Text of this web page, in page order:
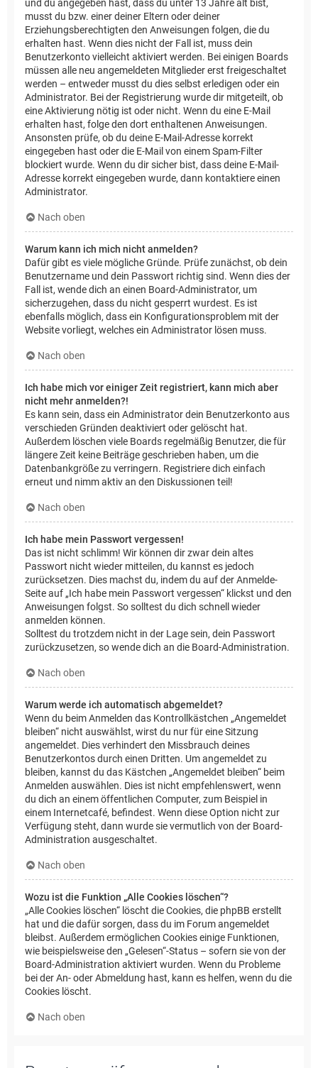
und du angegeben hast, dass du unter 13 Jahre alt bist,
musst du bzw. einer deiner Eltern oder deiner
Erziehungsberechtigten den Anweisungen folgen, die du
erhalten hast. Wenn dies nicht der Fall ist, muss dein
Benutzerkonto vielleicht aktiviert werden. Bei einigen Boards
müssen alle neu angemeldeten Mitglieder erst freigeschaltet
werden – entweder musst du dies selbst erledigen oder ein
Administrator. Bei der Registrierung wurde dir mitgeteilt, ob
eine Aktivierung nötig ist oder nicht. Wenn du eine E-Mail
erhalten hast, folge den dort enthaltenen Anweisungen.
Ansonsten prüfe, ob du deine E-Mail-Adresse korrekt
eingegeben hast oder die E-Mail von einem Spam-Filter
blockiert wurde. Wenn du dir sicher bist, dass deine E-Mail-
Adresse korrekt eingegeben wurde, dann kontaktiere einen
Administrator.
Nach oben
Warum kann ich mich nicht anmelden?
Dafür gibt es viele mögliche Gründe. Prüfe zunächst, ob dein
Benutzername und dein Passwort richtig sind. Wenn dies der
Fall ist, wende dich an einen Board-Administrator, um
sicherzugehen, dass du nicht gesperrt wurdest. Es ist
ebenfalls möglich, dass ein Konfigurationsproblem mit der
Website vorliegt, welches ein Administrator lösen muss.
Nach oben
Ich habe mich vor einiger Zeit registriert, kann mich aber
nicht mehr anmelden?!
Es kann sein, dass ein Administrator dein Benutzerkonto aus
verschieden Gründen deaktiviert oder gelöscht hat.
Außerdem löschen viele Boards regelmäßig Benutzer, die für
längere Zeit keine Beiträge geschrieben haben, um die
Datenbankgröße zu verringern. Registriere dich einfach
erneut und nimm aktiv an den Diskussionen teil!
Nach oben
Ich habe mein Passwort vergessen!
Das ist nicht schlimm! Wir können dir zwar dein altes
Passwort nicht wieder mitteilen, du kannst es jedoch
zurücksetzen. Dies machst du, indem du auf der Anmelde-
Seite auf „Ich habe mein Passwort vergessen“ klickst und den
Anweisungen folgst. So solltest du dich schnell wieder
anmelden können.
Solltest du trotzdem nicht in der Lage sein, dein Passwort
zurückzusetzen, so wende dich an die Board-Administration.
Nach oben
Warum werde ich automatisch abgemeldet?
Wenn du beim Anmelden das Kontrollkästchen „Angemeldet
bleiben“ nicht auswählst, wirst du nur für eine Sitzung
angemeldet. Dies verhindert den Missbrauch deines
Benutzerkontos durch einen Dritten. Um angemeldet zu
bleiben, kannst du das Kästchen „Angemeldet bleiben“ beim
Anmelden auswählen. Dies ist nicht empfehlenswert, wenn
du dich an einem öffentlichen Computer, zum Beispiel in
einem Internetcafé, befindest. Wenn diese Option nicht zur
Verfügung steht, dann wurde sie vermutlich von der Board-
Administration ausgeschaltet.
Nach oben
Wozu ist die Funktion „Alle Cookies löschen“?
„Alle Cookies löschen“ löscht die Cookies, die phpBB erstellt
hat und die dafür sorgen, dass du im Forum angemeldet
bleibst. Außerdem ermöglichen Cookies einige Funktionen,
wie beispielsweise den „Gelesen“-Status – sofern sie von der
Board-Administration aktiviert wurden. Wenn du Probleme
bei der An- oder Abmeldung hast, kann es helfen, wenn du die
Cookies löscht.
Nach oben